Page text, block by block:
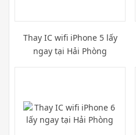
Thay IC wifi iPhone 5 lấy
ngay tại Hải Phòng